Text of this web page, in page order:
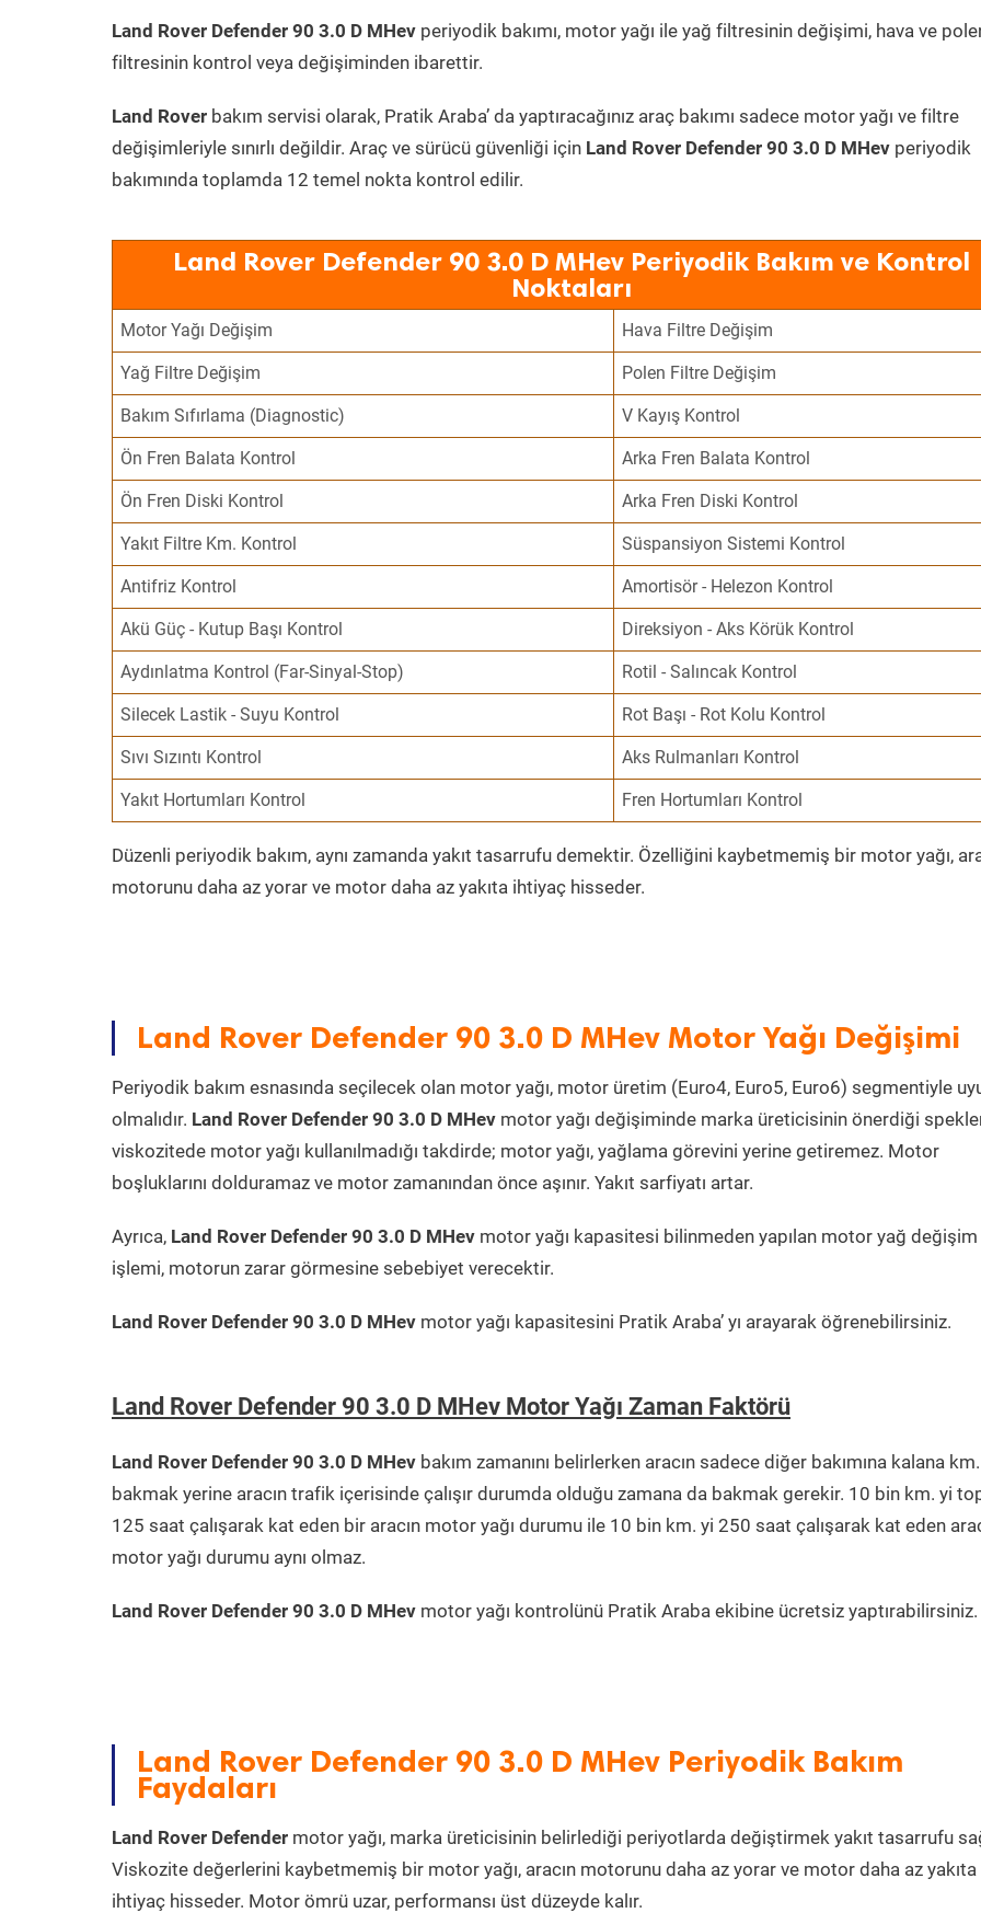
Land Rover Defender 90 3.0 D MHev periyodik bakımı, motor yağı ile yağ filtresinin değişimi, hava ve
filtresinin kontrol veya değişiminden ibarettir.
Land Rover bakım servisi olarak, Pratik Araba’ da yaptıracağınız araç bakımı sadece motor yağı ve filtre
değişimleriyle sınırlı değildir. Araç ve sürücü güvenliği için Land Rover Defender 90 3.0 D MHev periyodik
bakımında toplamda 12 temel nokta kontrol edilir.
Land Rover Defender 90 3.0 D MHev Periyodik Bakım ve Kontrol
Noktaları
Motor Yağı Değişim Hava Filtre Değişim
Yağ Filtre Değişim Polen Filtre Değişim
Bakım Sıfırlama (Diagnostic) V Kayış Kontrol
Ön Fren Balata Kontrol Arka Fren Balata Kontrol
Ön Fren Diski Kontrol Arka Fren Diski Kontrol
Yakıt Filtre Km. Kontrol Süspansiyon Sistemi Kontrol
Antifriz Kontrol Amortisör - Helezon Kontrol
Akü Güç - Kutup Başı Kontrol Direksiyon - Aks Körük Kontrol
Aydınlatma Kontrol (Far-Sinyal-Stop) Rotil - Salıncak Kontrol
Silecek Lastik - Suyu Kontrol Rot Başı - Rot Kolu Kontrol
Sıvı Sızıntı Kontrol Aks Rulmanları Kontrol
Yakıt Hortumları Kontrol Fren Hortumları Kontrol
Düzenli periyodik bakım, aynı zamanda yakıt tasarrufu demektir. Özelliğini kaybetmemiş bir motor yağı,
motorunu daha az yorar ve motor daha az yakıta ihtiyaç hisseder.
Land Rover Defender 90 3.0 D MHev Motor Yağı Değişimi
Periyodik bakım esnasında seçilecek olan motor yağı, motor üretim (Euro4, Euro5, Euro6) segmentiyle
olmalıdır. Land Rover Defender 90 3.0 D MHev motor yağı değişiminde marka üreticisinin önerdiği
viskozitede motor yağı kullanılmadığı takdirde; motor yağı, yağlama görevini yerine getiremez. Motor
boşluklarını dolduramaz ve motor zamanından önce aşınır. Yakıt sarfiyatı artar.
Ayrıca, Land Rover Defender 90 3.0 D MHev motor yağı kapasitesi bilinmeden yapılan motor yağ değişim
işlemi, motorun zarar görmesine sebebiyet verecektir.
Land Rover Defender 90 3.0 D MHev motor yağı kapasitesini Pratik Araba’ yı arayarak öğrenebilirsiniz.
Land Rover Defender 90 3.0 D MHev Motor Yağı Zaman Faktörü
Land Rover Defender 90 3.0 D MHev bakım zamanını belirlerken aracın sadece diğer bakımına kalana
bakmak yerine aracın trafik içerisinde çalışır durumda olduğu zamana da bakmak gerekir. 10 bin km. yi
125 saat çalışarak kat eden bir aracın motor yağı durumu ile 10 bin km. yi 250 saat çalışarak kat eden
motor yağı durumu aynı olmaz.
Land Rover Defender 90 3.0 D MHev motor yağı kontrolünü Pratik Araba ekibine ücretsiz yaptırabilirsiniz.
Land Rover Defender 90 3.0 D MHev Periyodik Bakım
Faydaları
Land Rover Defender motor yağı, marka üreticisinin belirlediği periyotlarda değiştirmek yakıt tasarrufu
Viskozite değerlerini kaybetmemiş bir motor yağı, aracın motorunu daha az yorar ve motor daha az yakıta
ihtiyaç hisseder. Motor ömrü uzar, performansı üst düzeyde kalır.